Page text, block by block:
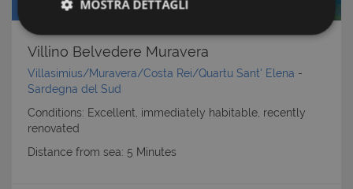
Price: € 239.000
Villino Belvedere Muravera
Villasimius/Muravera/Costa Rei/Quartu Sant' Elena -
Sardegna del Sud
Conditions: Excellent, immediately habitable, recently
renovated
Distance from sea: 5 Minutes
MOSTRA DETTAGLI
Strettamente necessari e Statistiche
Strettamente necessari e Statistiche